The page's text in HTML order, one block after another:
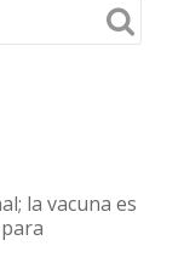
la vacuna es